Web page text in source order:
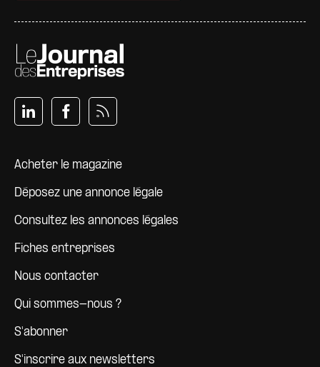
Pied de page
Acheter le magazine
Déposez une annonce légale
Consultez les annonces légales
Fiches entreprises
Nous contacter
Qui sommes-nous ?
S'abonner
S'inscrire aux newsletters